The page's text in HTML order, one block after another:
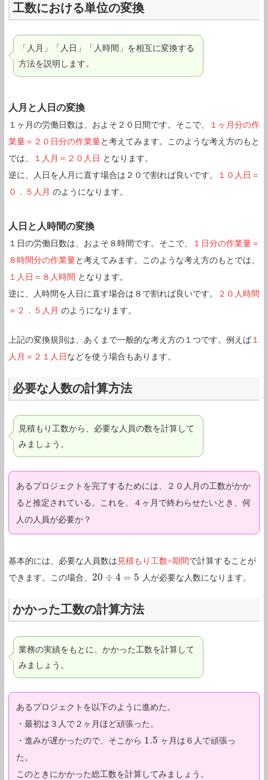
工数における単位の変換
「人月」「人日」「人時間」を相互に変換する
方法を説明します。
人月と人日の変換
１ヶ月の労働日数は、およそ２０日間です。そこで、
１ヶ月分の作
業量＝２０日分の作業量と考えてみます。このような考え方のもと
では、
１人月＝２０人日 となります。
逆に、人日を人月に直す場合は２０で割れば良いです。
１０人日＝
０．５人月 のようになります。
人日と人時間の変換
１日の労働日数は、およそ８時間です。そこで、
１日分の作業量＝
８時間分の作業量と考えてみます。このような考え方のもとでは、
１人日＝８人時間 となります。
逆に、人時間を人日に直す場合は８で割れば良いです。
２０人時間
＝２．５人月 のようになります。
上記の変換規則は、あくまで一般的な考え方の１つです。例えば １
人月＝２１人日などを使う場合もあります。
必要な人数の計算方法
見積もり工数から、必要な人員の数を計算して
みましょう。
あるプロジェクトを完了するためには、２０人月の工数がかか
ると推定されている。これを、４ヶ月で終わらせたいとき、何
人の人員が必要か？
基本的には、必要な人員数は 見積もり工数÷期間で計算することが
できます。この場合、 20 ÷ 4 = 5
20÷4=5 人が必要な人数になります。
かかった工数の計算方法
業務の実績をもとに、かかった工数を計算して
みましょう。
あるプロジェクトを以下のように進めた。
・最初は３人で２ヶ月ほど頑張った。
・進みが遅かったので、そこから 1.5
1.5 ヶ月は６人で頑張っ
た。
このときにかかった総工数を計算してみましょう。